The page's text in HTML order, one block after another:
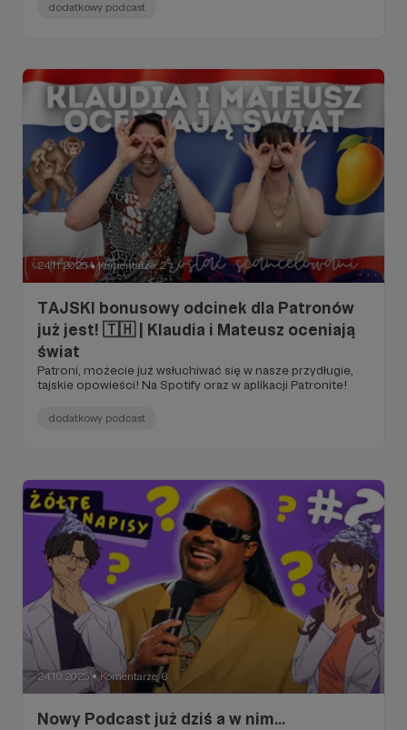
dodatkowy podcast
24.11.2025 ● Komentarze: 2
TAJSKI bonusowy odcinek dla Patronów
już jest! 🇹🇭 | Klaudia i Mateusz oceniają
świat
Patroni, możecie już wsłuchiwać się w nasze przydługie,
tajskie opowieści! Na Spotify oraz w aplikacji Patronite!
dodatkowy podcast
24.10.2025 ● Komentarze: 6
Nowy Podcast już dziś a w nim...